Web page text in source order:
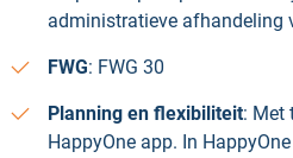
administratieve afhandeling
FWG: FWG 30
Planning en flexibiliteit: Met
HappyOne app. In